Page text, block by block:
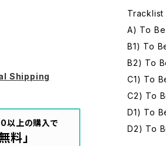
Tracklist
A) To
B1) To
B2) To
C1) To
C2) To
D1) To
D2) To
Shipping
以上の購入で
料」